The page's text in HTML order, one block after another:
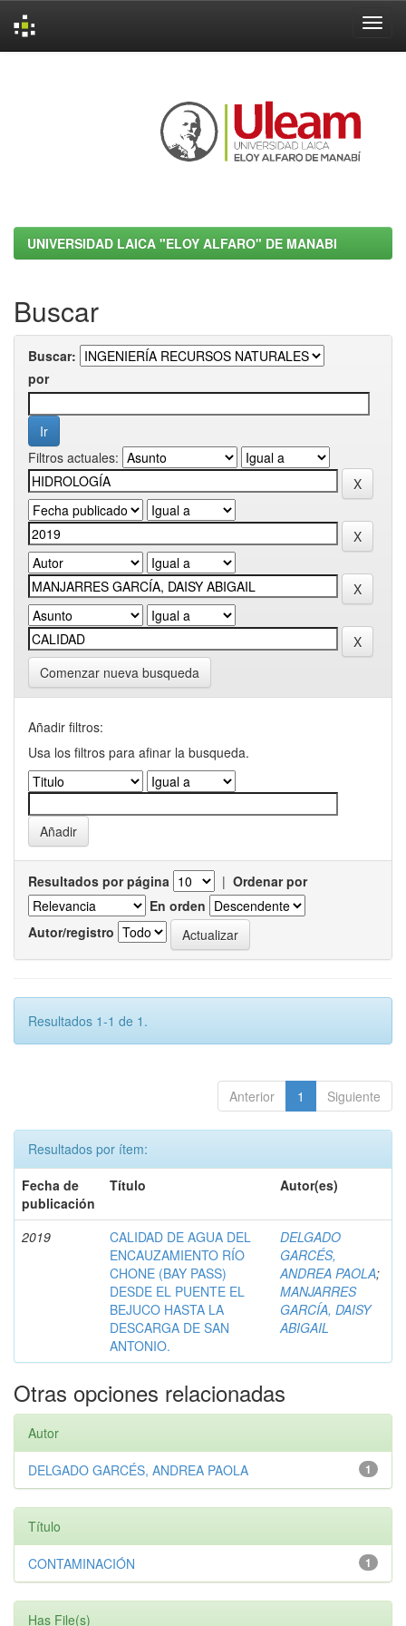
UNIVERSIDAD LAICA "ELOY ALFARO" DE MANABI
Buscar
Buscar:
por
Filtros actuales:
Comenzar nueva busqueda
Añadir filtros:
Usa los filtros para afinar la busqueda.
Resultados por página | Ordenar por
En orden
Autor/registro
Resultados 1-1 de 1.
Anterior 1 Siguiente
Resultados por ítem:
Fecha de
publicación
Título Autor(es)
2019
CALIDAD DE AGUA DEL
ENCAUZAMIENTO RÍO
CHONE (BAY PASS)
DESDE EL PUENTE EL
BEJUCO HASTA LA
DESCARGA DE SAN
ANTONIO.
DELGADO
GARCÉS,
ANDREA PAOLA;
MANJARRES
GARCÍA, DAISY
ABIGAIL
Otras opciones relacionadas
Autor
1
DELGADO GARCÉS, ANDREA PAOLA
Título
1
CONTAMINACIÓN
Has File(s)